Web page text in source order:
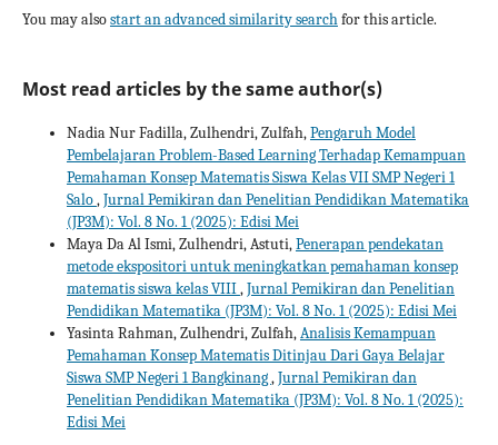
You may alsostart an advanced similarity searchfor this article.
Most read articles by the same author(s)
Nadia Nur Fadilla, Zulhendri, Zulfah,Pengaruh Model
Pembelajaran Problem-Based Learning Terhadap Kemampuan
Pemahaman Konsep Matematis Siswa Kelas VII SMP Negeri 1
Salo,Jurnal Pemikiran dan Penelitian Pendidikan Matematika
(JP3M): Vol. 8 No. 1 (2025): Edisi Mei
Maya Da Al Ismi, Zulhendri, Astuti,Penerapan pendekatan
metode ekspositori untuk meningkatkan pemahaman konsep
matematis siswa kelas VIII,Jurnal Pemikiran dan Penelitian
Pendidikan Matematika (JP3M): Vol. 8 No. 1 (2025): Edisi Mei
Yasinta Rahman, Zulhendri, Zulfah,Analisis Kemampuan
Pemahaman Konsep Matematis Ditinjau Dari Gaya Belajar
Siswa SMP Negeri 1 Bangkinang,Jurnal Pemikiran dan
Penelitian Pendidikan Matematika (JP3M): Vol. 8 No. 1 (2025):
Edisi Mei